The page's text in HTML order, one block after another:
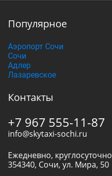
Популярное
Аэропорт Сочи
Сочи
Адлер
Лазаревское
Контакты
+7 967 555-11-87
info@skytaxi-sochi.ru
Ежедневно, круглосуточно
354340, Сочи, ул. Мира, 50